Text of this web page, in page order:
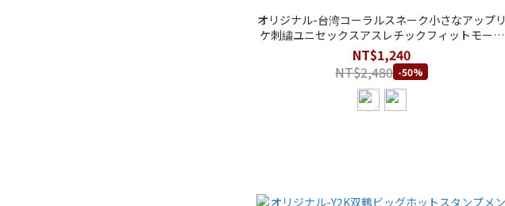
オリジナル-台湾コーラルスネーク小さなアップリ
ケ刺繍ユニセックスアスレチックフィットモーダ
ルTシャツ
NT$1,240
NT$2,480 -50%